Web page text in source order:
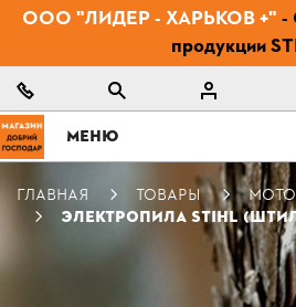
ООО "ЛИДЕР - ХАРЬКОВ +" -
продукции
МЕНЮ
ГЛАВНАЯ ТОВАРЫ
ЭЛЕКТРОПИЛА STIHL